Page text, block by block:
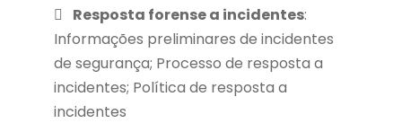
Resposta forense a incidentes:
Informações preliminares de incidentes
de segurança; Processo de resposta a
incidentes; Política de resposta a
incidentes